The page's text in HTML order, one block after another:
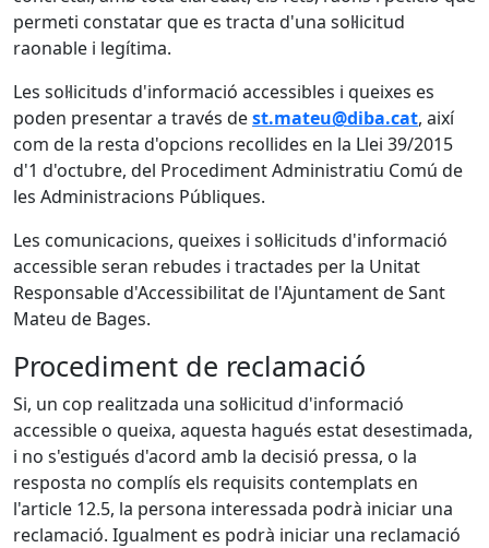
permeti constatar que es tracta d'una sol·licitud
raonable i legítima.
Les sol·licituds d'informació accessibles i queixes es
poden presentar a través dest.mateu@diba.cat, així
com de la resta d'opcions recollides en la Llei 39/2015
d'1 d'octubre, del Procediment Administratiu Comú de
les Administracions Públiques.
Les comunicacions, queixes i sol·licituds d'informació
accessible seran rebudes i tractades per la Unitat
Responsable d'Accessibilitat de l'Ajuntament de Sant
Mateu de Bages.
Procediment de reclamació
Si, un cop realitzada una sol·licitud d'informació
accessible o queixa, aquesta hagués estat desestimada,
i no s'estigués d'acord amb la decisió pressa, o la
resposta no complís els requisits contemplats en
l'article 12.5, la persona interessada podrà iniciar una
reclamació. Igualment es podrà iniciar una reclamació